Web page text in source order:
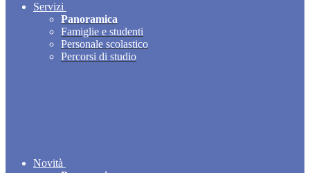
Servizi
Panoramica
Famiglie e studenti
Personale scolastico
Percorsi di studio
Novità